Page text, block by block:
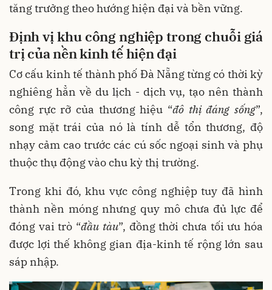
tăng trưởng theo hướng hiện đại và bền vững.
Định vịkhu công nghiệp trong chuỗi giá
trị của nền kinh tế hiện đại
Cơ cấu kinh tế thành phố Đà Nẵng từng có thời kỳ
nghiêng hẳn về du lịch - dịch vụ, tạo nên thành
công rực rỡ của thương hiệu “đô thị đáng sống”,
song mặt trái của nó là tính dễ tổn thương, độ
nhạy cảm cao trước các cú sốc ngoại sinh và phụ
thuộc thụ động vào chu kỳ thị trường.
Trong khi đó, khu vực công nghiệp tuy đã hình
thành nền móng nhưng quy mô chưa đủ lực để
đóng vai trò “đầu tàu”, đồng thời chưa tối ưu hóa
được lợi thế không gian địa-kinh tế rộng lớn sau
sáp nhập.